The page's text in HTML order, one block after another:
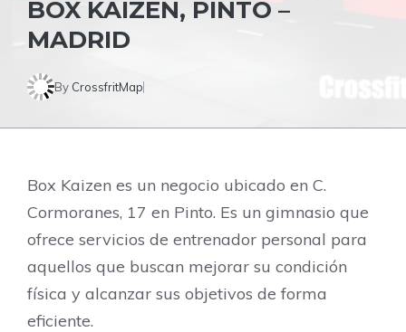
BOX KAIZEN, PINTO –
MADRID
By CrossfritMap
Box Kaizen es un negocio ubicado en C.
Cormoranes, 17 en Pinto. Es un gimnasio que
ofrece servicios de entrenador personal para
aquellos que buscan mejorar su condición
física y alcanzar sus objetivos de forma
eficiente.